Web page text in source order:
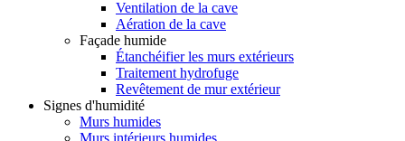
Ventilation de la cave
Aération de la cave
Façade humide
Étanchéifier les murs extérieurs
Traitement hydrofuge
Revêtement de mur extérieur
Signes d'humidité
Murs humides
Murs intérieurs humides